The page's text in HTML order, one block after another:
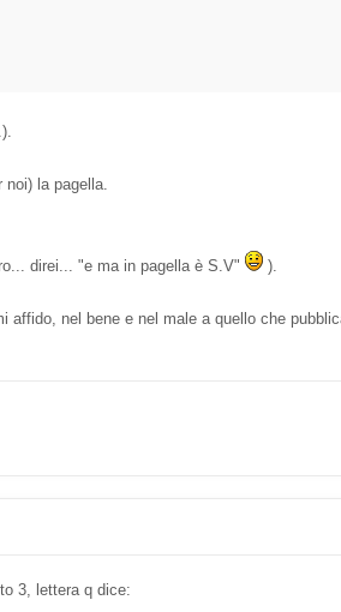
noi) la pagella.
direi... "e ma in pagella è S.V"
).
affido, nel bene e nel male a quello che
3, lettera q dice: